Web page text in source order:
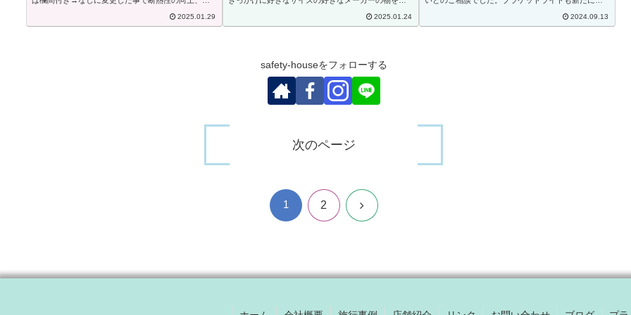
LIXIL リシェント玄関ドア3 片開き親子高断熱...
2025.01.29
せたいとのご相談でした。洗濯機の高さが干渉しな
い吊戸棚...
2025.01.24
ビングの壁面には大人気のLIXILのエコカラットを
取...
2024.09.13
safety-houseをフォローする
次のページ
1 2 次